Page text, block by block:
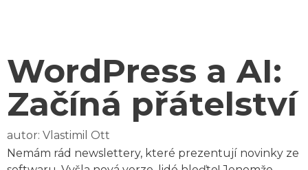
WordPress a AI:
Začíná přátelství
autor: Vlastimil Ott
Nemám rád newslettery, které prezentují novinky ze